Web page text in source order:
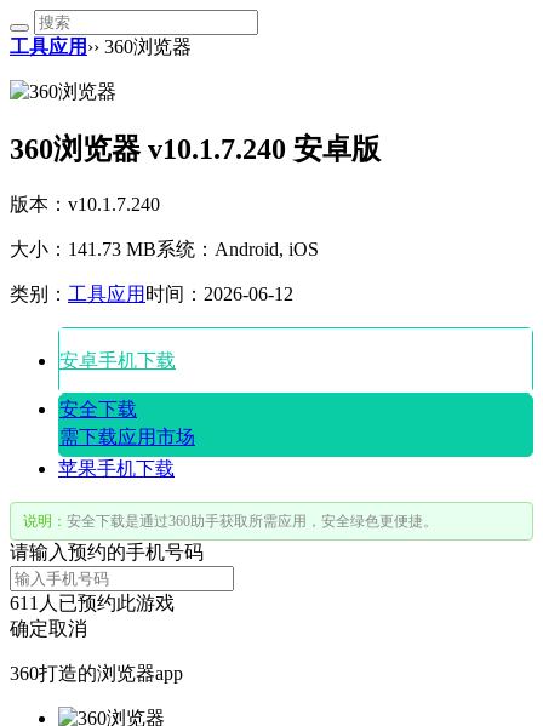
工具应用 ›› 360浏览器
360浏览器 v10.1.7.240 安卓版
版本：v10.1.7.240
大小：141.73 MB系统：Android, iOS
类别： 工具应用 时间：2026-06-12
安卓手机下载
安全下载
需下载应用市场
苹果手机下载
说明： 安全下载是通过360助手获取所需应用，安全绿色更便捷。
请输入预约的手机号码
611 人已预约此游戏
确定取消
360打造的浏览器app